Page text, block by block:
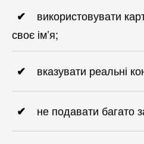
використовувати
своє ім’я;
вказувати реальні
не подавати багато